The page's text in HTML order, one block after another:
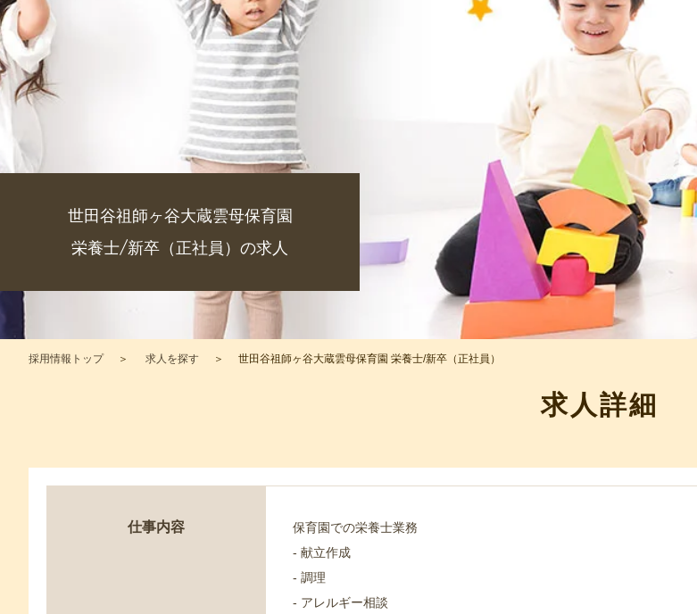
世田谷祖師ヶ谷大蔵雲母保育園
栄養士/新卒（正社員）の求人
採用情報トップ 求人を探す 世田谷祖師ヶ谷大蔵雲母保育園 栄養士/新卒（正社員）
求人詳細
仕事内容
保育園での栄養士業務
- 献立作成
- 調理
- アレルギー相談